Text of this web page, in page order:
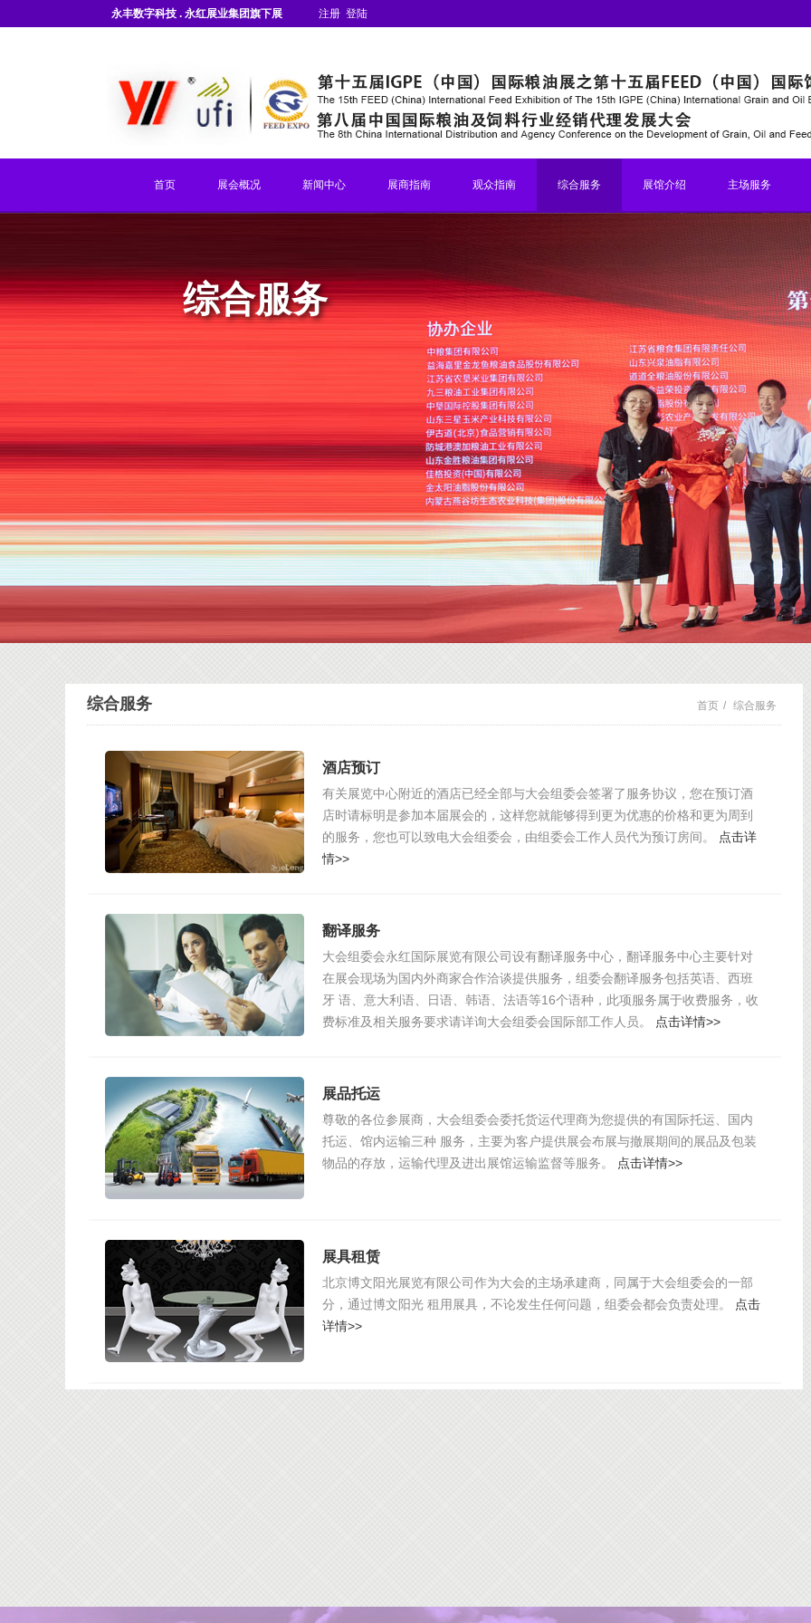
永丰数字科技 . 永红展业集团旗下展 注册 登陆
首页 展会概况 新闻中心 展商指南 观众指南 综合服务 展馆介绍 主场服务
综合服务
综合服务 首页 / 综合服务
酒店预订
有关展览中心附近的酒店已经全部与大会组委会签署了服务协议，您在预订酒
店时请标明是参加本届展会的，这样您就能够得到更为优惠的价格和更为周到
的服务，您也可以致电大会组委会，由组委会工作人员代为预订房间。 点击详
情>>
翻译服务
大会组委会永红国际展览有限公司设有翻译服务中心，翻译服务中心主要针对
在展会现场为国内外商家合作洽谈提供服务，组委会翻译服务包括英语、西班
牙 语、意大利语、日语、韩语、法语等16个语种，此项服务属于收费服务，收
费标准及相关服务要求请详询大会组委会国际部工作人员。 点击详情>>
展品托运
尊敬的各位参展商，大会组委会委托货运代理商为您提供的有国际托运、国内
托运、馆内运输三种 服务，主要为客户提供展会布展与撤展期间的展品及包装
物品的存放，运输代理及进出展馆运输监督等服务。 点击详情>>
展具租赁
北京博文阳光展览有限公司作为大会的主场承建商，同属于大会组委会的一部
分，通过博文阳光 租用展具，不论发生任何问题，组委会都会负责处理。 点击
详情>>